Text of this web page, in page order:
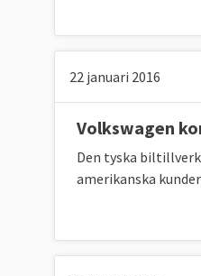
Jämfört med
992,5 Mtoe.
Andelen
45 procent.
22 januari 2016
Volkswagen
Den tyska
amerikanska